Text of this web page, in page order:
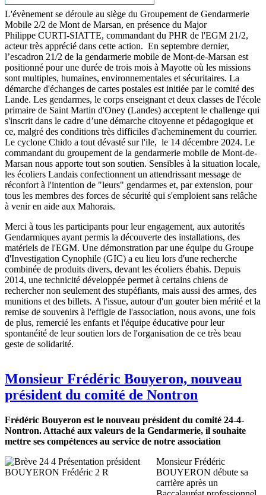
L'évènement se déroule au siège du Groupement de Gendarmerie
Mobile 2/2 de Mont de Marsan, en présence du Major
Philippe CURTI-SIATTE, commandant du PHR de l'EGM 21/2,
acteur très apprécié dans cette action. En septembre dernier,
l’escadron 21/2 de la gendarmerie mobile de Mont-de-Marsan est
positionné pour une durée de trois mois à Mayotte où les missions
sont multiples, humaines, environnementales et sécuritaires. La
démarche d'échanges de cartes postales est initiée par le comité des
Lande. Les gendarmes, le corps enseignant et deux classes de l'école
primaire de Saint Martin d'Oney (Landes) acceptent le challenge qui
s'inscrit dans le cadre d’une démarche citoyenne et pédagogique et
ce, malgré des conditions très difficiles d'acheminement du courrier.
Le cyclone Chido a tout dévasté sur l'ile, le 14 décembre 2024. Le
commandant du groupement de la gendarmerie mobile de Mont-de-
Marsan nous apporte tout son soutien. Sensibles à la situation locale,
les écoliers Landais confectionnent un attendrissant message de
réconfort à l'intention de "leurs" gendarmes et, par extension, pour
tous les membres des forces de sécurité qui s'emploient sans relâche
à venir en aide aux Mahorais.
Merci à tous les participants pour leur engagement, aux autorités
Gendarmiques ayant permis la découverte des installations, des
matériels de l'EGM. Une démonstration par une équipe du Groupe
d'Investigation Cynophile (GIC) a eu lieu lors d'une recherche
combinée de produits divers, devant les écoliers ébahis. Depuis
2014, une technicité développée permet à certains chiens de
rechercher non seulement des stupéfiants, mais aussi des armes, des
munitions et des billets. A l'issue, autour d'un gouter bien mérité et la
remise de souvenirs à l'effigie de l'association, nous avons, une fois
de plus, remercié les enfants et l'équipe éducative pour leur
spontanéité de leur soutien lors de l'organisation de ce très beau
geste de solidarité.
Monsieur Frédéric Bouyeron, nouveau
président du comité de Nontron
Frédéric Bouyeron est le nouveau président du comité 24-4-
Nontron. Attaché aux valeurs de la Gendarmerie, il souhaite
mettre ses compétences au service de notre association
Monsieur Frédéric
BOUYERON débute sa
carrière après un